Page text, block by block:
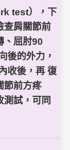
test），下
查肩關節前
、屈肘90
後的外力，
收後，再 復
節前方疼
測試，可同